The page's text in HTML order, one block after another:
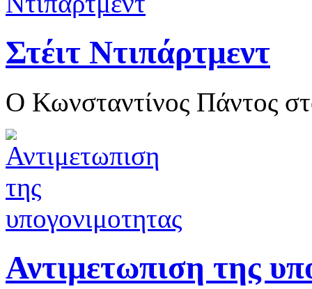
Στέιτ Ντιπάρτμεντ
O Κωνσταντίνος Πάντος
Αντιμετωπιση της